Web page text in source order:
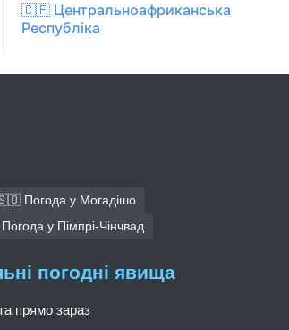
🇨🇫 Центральноафриканська
Республіка
Погода у Могадішо
у Пімпрі-Чінчвад
погодні явища
прямо зараз